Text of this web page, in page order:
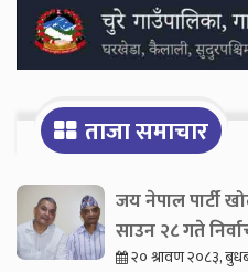
ताजा समाचार
जय नेपाल पार्टी
साउन २८ गते
२० श्रावण २०८३,